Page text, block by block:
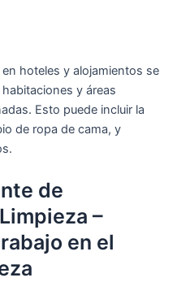
hoteles y alojamientos se
y áreas
Esto puede incluir la
de ropa de cama, y
de
–
en el